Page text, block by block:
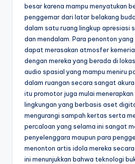
besar karena mampu menyatukan
penggemar dari latar belakang
dalam satu ruang lingkup apresiasi
dan mendalam. Para penonton
dapat merasakan atmosfer
dengan mereka yang berada di
audio spasial yang mampu meniru
dalam ruangan secara sangat
itu promotor juga mulai
lingkungan yang berbasis aset
mengurangi sampah kertas serta
percaloan yang selama ini sangat
penyelenggara maupun para
menonton artis idola mereka secara
ini menunjukkan bahwa teknologi